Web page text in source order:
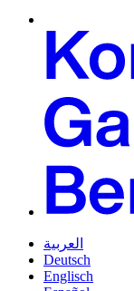
العربية
Deutsch
Englisch